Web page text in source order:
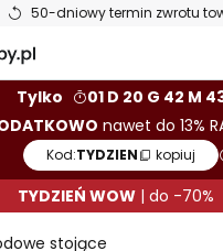
50-dniowy termin zwrotu
Tylko
01 D 20 G 42 M
nawet do 13%
Kod:TYDZIEN kopiuj
TYDZIEŃ WOW| do -70%
stojące